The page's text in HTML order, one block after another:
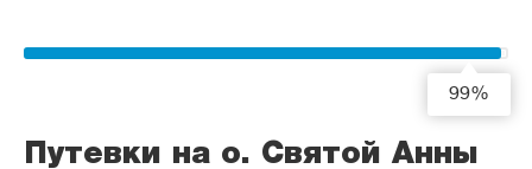
99%
Путевки на о. Святой Анны